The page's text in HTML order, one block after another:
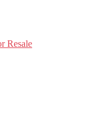
Resale